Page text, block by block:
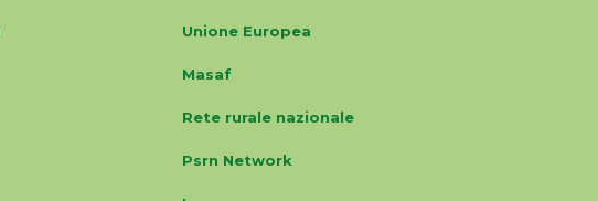
Unione Europea
Masaf
Rete rurale nazionale
Psrn Network